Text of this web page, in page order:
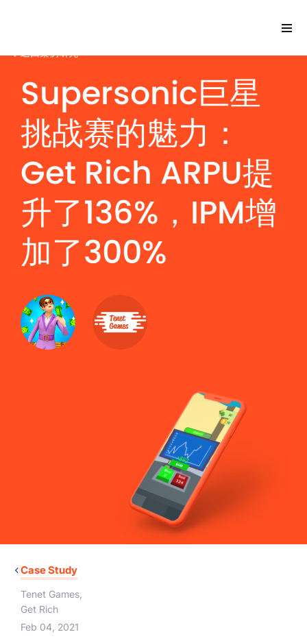
Please
This
website
includes
accessibility
system.
Supersonic巨星
挑战赛的魅力：
Get Rich ARPU提
升了136%，IPM增
加了300%
Case Study
Tenet Games,
Get Rich
Feb 04, 2021